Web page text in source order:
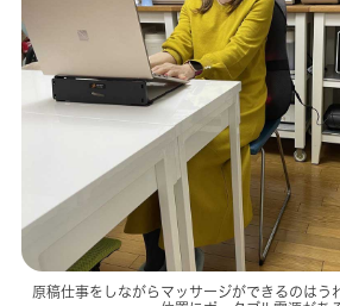
原稿仕事をしながらマッサージができるのはう